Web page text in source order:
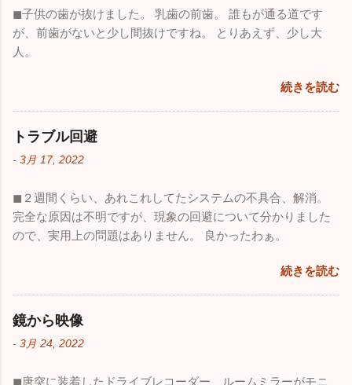
◼︎子供の歯が抜けました。 乳歯の前歯。 誰もが通る道です
が、前歯がないと少し間抜けですね。 とりあえず、少し大
人。
続きを読む
トラブル回避
- 3月 17, 2022
◼︎２週間くらい、あれこれしてたシステムの不具合、解消。
完全な原因は不明ですが、現象の回避について分かりました
ので、実用上の問題はありません。 良かったわぁ。
続きを読む
鏡から映像
- 3月 24, 2022
◼︎唐突に装着したドライブレコーダー、ルームミラーがモニ